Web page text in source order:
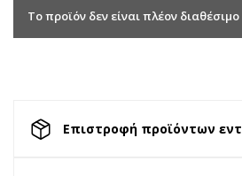
Το προϊόν δεν είναι πλέον διαθέσιμο
Επιστροφή προϊόντων